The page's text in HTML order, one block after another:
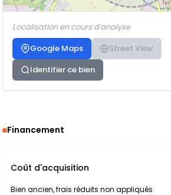
Localisation en cours d'analyse
Google Maps
Street View
Identifier ce bien
Financement
Coût d'acquisition
Bien ancien, frais réduits non appliqués